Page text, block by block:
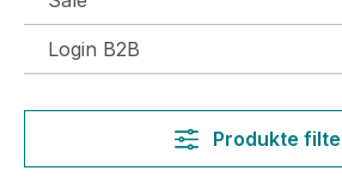
Login B2B
Produkte